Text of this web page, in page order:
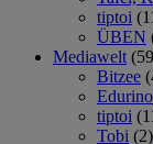
tiptoi
ÜBEN
Mediawelt
Bitzee
Edurino
tiptoi
Tobi (2)